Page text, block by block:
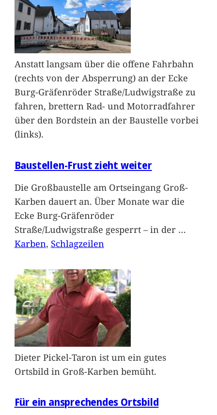
Anstatt langsam über die offene Fahrbahn
(rechts von der Absperrung) an der Ecke
Burg-Gräfenröder Straße/Ludwigstraße zu
fahren, brettern Rad- und Motorradfahrer
über den Bordstein an der Baustelle vorbei
(links).
Baustellen-Frust zieht weiter
Die Großbaustelle am Ortseingang Groß-
Karben dauert an. Über Monate war die
Ecke Burg-Gräfenröder
Straße/Ludwigstraße gesperrt – in der …
Karben, Schlagzeilen
Dieter Pickel-Taron ist um ein gutes
Ortsbild in Groß-Karben bemüht.
Für ein ansprechendes Ortsbild